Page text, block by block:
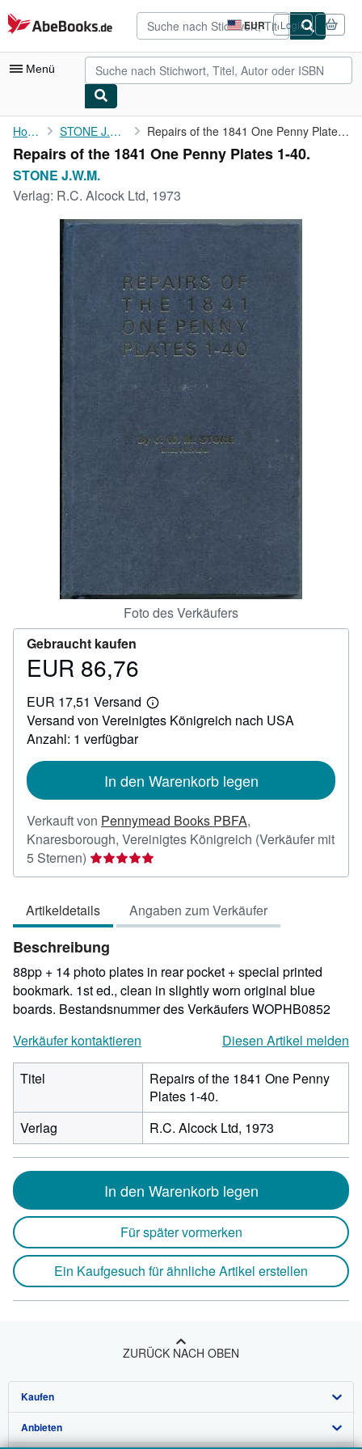
Zum Hauptinhalt
AbeBooks.de EUR
Seite
der
Einkaufseinstellungen.
Login
Menü
Nutzerkonto
Meine Bestellungen
SCHLIESSEN
Home STONE J.W.M. Repairs of the 1841 One Penny Plates 1-40.
Repairs of the 1841 One Penny Plates 1-40.
STONE J.W.M.
Verlag: R.C. Alcock Ltd, 1973
Foto des Verkäufers
Gebraucht kaufen
Preis
86,76
EUR 86,76
EUR 17,51 Versand
Weitere
Informationen
Versand von Vereinigtes Königreich nach USA
Anzahl: 1 verfügbar
In den Warenkorb legen
Verkauft von Pennymead Books PBFA,
Knaresborough, Vereinigtes Königreich (Verkäufer mit
5 Sternen) Verkäuferbewertung
5
5
Sternen
Artikeldetails Angaben zum Verkäufer
Beschreibung
88pp + 14 photo plates in rear pocket + special printed
bookmark. 1st ed., clean in slightly worn original blue
boards. Bestandsnummer des Verkäufers WOPHB0852
Verkäufer kontaktieren
Diesen Artikel melden
Titel
Repairs of the 1841 One Penny
Plates 1-40.
Verlag
R.C. Alcock Ltd, 1973
In den Warenkorb legen
Für später vormerken
Ein Kaufgesuch für ähnliche Artikel erstellen
ZURÜCK NACH OBEN
Kaufen
Detailsuche
Anbieten